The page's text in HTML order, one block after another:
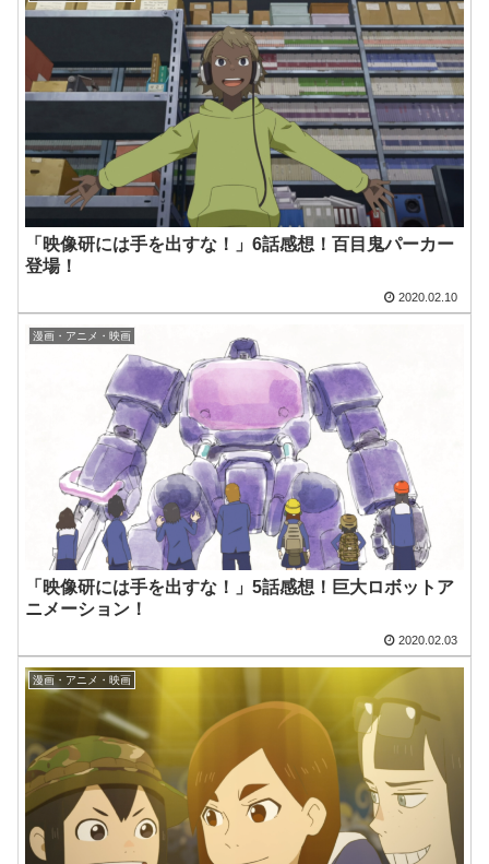
「映像研には手を出すな！」6話感想！百目鬼パーカー
登場！
2020.02.10
漫画・アニメ・映画
「映像研には手を出すな！」5話感想！巨大ロボットア
ニメーション！
2020.02.03
漫画・アニメ・映画